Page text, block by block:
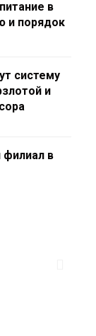
в
и порядок
систему
и
филиал в